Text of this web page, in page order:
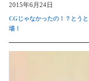
2015年6月24日
CGじゃなかったの！？とう
場！